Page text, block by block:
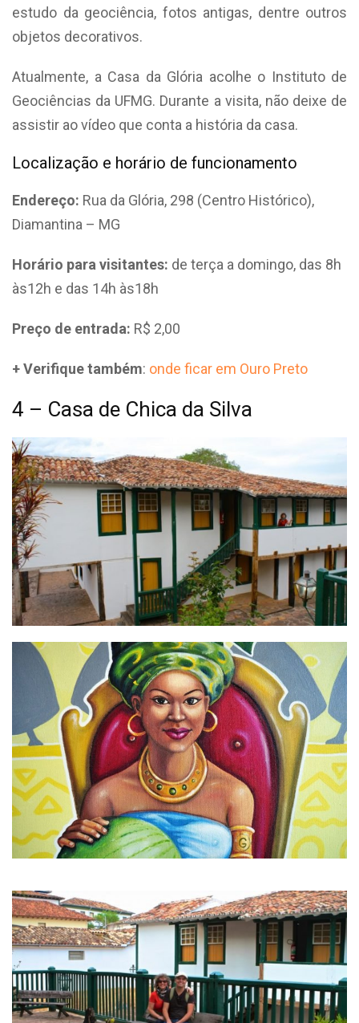
estudo da geociência, fotos antigas, dentre outros
objetos decorativos.
Atualmente, a Casa da Glória acolhe o Instituto de
Geociências da UFMG. Durante a visita, não deixe de
assistir ao vídeo que conta a história da casa.
Localização e horário de funcionamento
Endereço: Rua da Glória, 298 (Centro Histórico),
Diamantina – MG
Horário para visitantes: de terça a domingo, das 8h
às12h e das 14h às18h
Preço de entrada: R$ 2,00
+ Verifique também: onde ficar em Ouro Preto
4 – Casa de Chica da Silva